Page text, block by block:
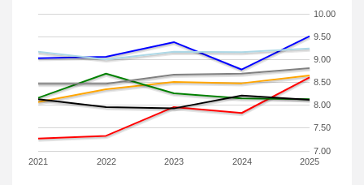
2021 2022 2023 2024 2025
7.00
7.50
8.00
8.50
9.00
9.50
10.00